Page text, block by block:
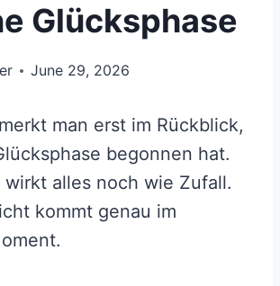
Glücksphase
June 29, 2026
man erst im Rückblick,
begonnen hat.
wirkt alles noch wie Zufall.
kommt genau im